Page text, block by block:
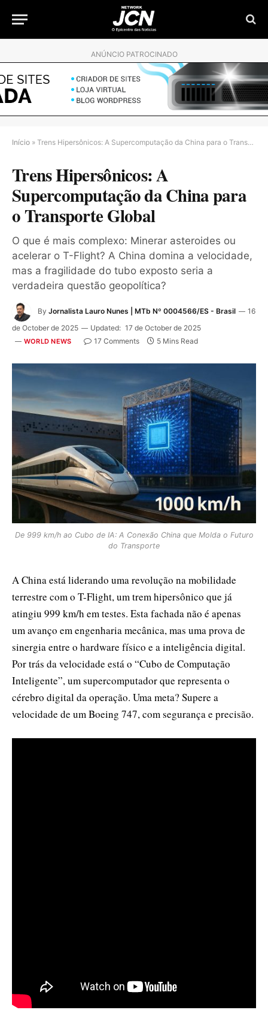
ANÚNCIO PATROCINADO
Início » Trens Hipersônicos: A Supercomputação da China para o Transporte Global
Trens Hipersônicos: A
Supercomputação da China para
o Transporte Global
O que é mais complexo: Minerar asteroides ou
acelerar o T-Flight? A China domina a velocidade,
mas a fragilidade do tubo exposto seria a
verdadeira questão geopolítica?
By Jornalista Lauro Nunes | MTb Nº 0004566/ES - Brasil
16
de October de 2025
Updated: 17 de October de 2025
WORLD NEWS 17 Comments 5 Mins Read
De 999 km/h ao Cubo de IA: A Conexão China que Molda o Futuro
do Transporte
A China está liderando uma revolução na mobilidade
terrestre com o T-Flight, um trem hipersônico que já
atingiu 999 km/h em testes. Esta fachada não é apenas
um avanço em engenharia mecânica, mas uma prova de
sinergia entre o hardware físico e a inteligência digital.
Por trás da velocidade está o “Cubo de Computação
Inteligente”, um supercomputador que representa o
cérebro digital da operação. Uma meta? Supere a
velocidade de um Boeing 747, com segurança e precisão.